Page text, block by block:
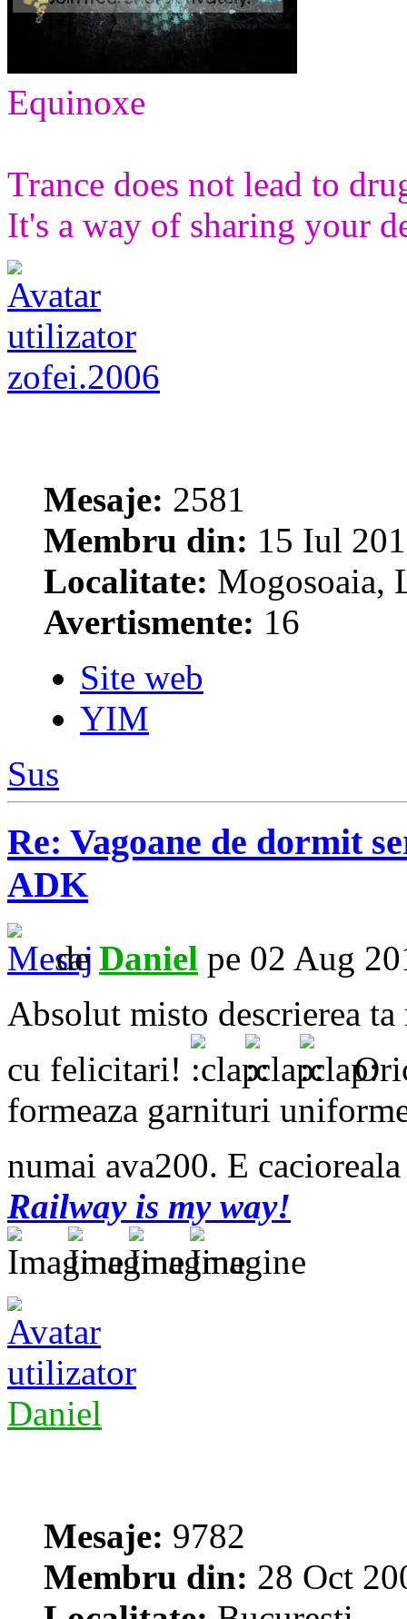
Equinoxe
Trance does not lead to
It's a way of sharing your
zofei.2006
Mesaje: 2581
Membru din: 15 Iul
Localitate: Mogosoaia,
Avertismente: 16
Site web
YIM
Sus
Re: Vagoane de dormit
ADK
de Daniel pe 02 Aug
Absolut misto descrierea
cu felicitari!
formeaza garnituri
numai ava200. E
Railway is my way!
Daniel
Mesaje: 9782
Membru din: 28 Oct